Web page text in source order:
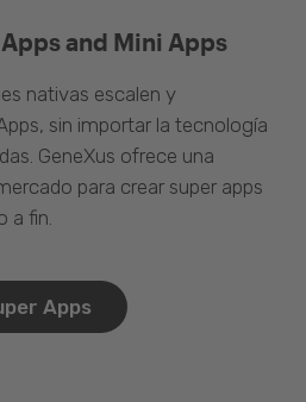
and Mini Apps
nativas escalen y
sin importar la tecnología
GeneXus ofrece una
para crear super apps
a fin.
Apps